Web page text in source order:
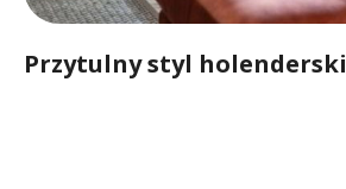
Przytulny styl holenderski